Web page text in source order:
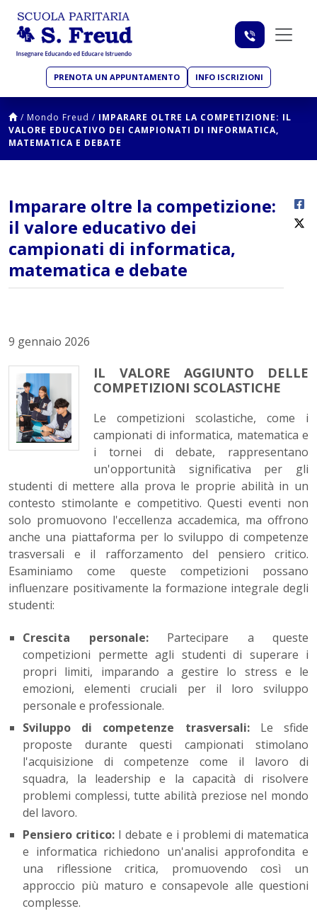
PRENOTA UN APPUNTAMENTO INFO ISCRIZIONI
/ Mondo Freud / IMPARARE OLTRE LA COMPETIZIONE: IL
VALORE EDUCATIVO DEI CAMPIONATI DI INFORMATICA,
MATEMATICA E DEBATE
Imparare oltre la competizione:
il valore educativo dei
campionati di informatica,
matematica e debate
9 gennaio 2026
IL VALORE AGGIUNTO DELLE
COMPETIZIONI SCOLASTICHE
Le competizioni scolastiche, come i
campionati di informatica, matematica e
i tornei di debate, rappresentano
un'opportunità significativa per gli
studenti di mettere alla prova le proprie abilità in un
contesto stimolante e competitivo. Questi eventi non
solo promuovono l'eccellenza accademica, ma offrono
anche una piattaforma per lo sviluppo di competenze
trasversali e il rafforzamento del pensiero critico.
Esaminiamo come queste competizioni possano
influenzare positivamente la formazione integrale degli
studenti:
Crescita personale:Partecipare a queste
competizioni permette agli studenti di superare i
propri limiti, imparando a gestire lo stress e le
emozioni, elementi cruciali per il loro sviluppo
personale e professionale.
Sviluppo di competenze trasversali:Le sfide
proposte durante questi campionati stimolano
l'acquisizione di competenze come il lavoro di
squadra, la leadership e la capacità di risolvere
problemi complessi, tutte abilità preziose nel mondo
del lavoro.
Pensiero critico: I debate e i problemi di matematica
e informatica richiedono un'analisi approfondita e
una riflessione critica, promuovendo così un
approccio più maturo e consapevole alle questioni
complesse.